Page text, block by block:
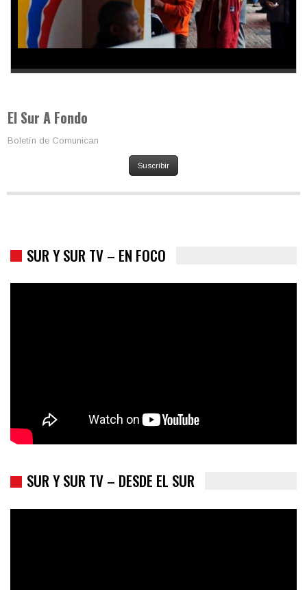
El Sur A Fondo
Boletín de Comunican
Suscribir
SUR Y SUR TV – EN FOCO
SUR Y SUR TV – DESDE EL SUR